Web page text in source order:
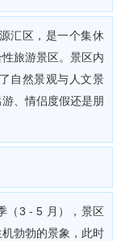
汇区，是一个集休
旅游景区。景区内
自然景观与人文景
、情侣度假还是朋
（3 - 5 月），景区
勃勃的景象，此时